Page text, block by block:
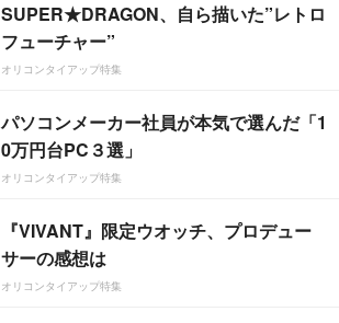
SUPER★DRAGON、自ら描いた”レトロ
フューチャー”
オリコンタイアップ特集
パソコンメーカー社員が本気で選んだ「1
0万円台PC３選」
オリコンタイアップ特集
『VIVANT』限定ウオッチ、プロデュー
サーの感想は
オリコンタイアップ特集